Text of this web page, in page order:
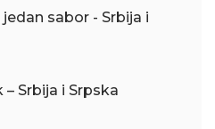
sabor - Srbija i
– Srbija i Srpska